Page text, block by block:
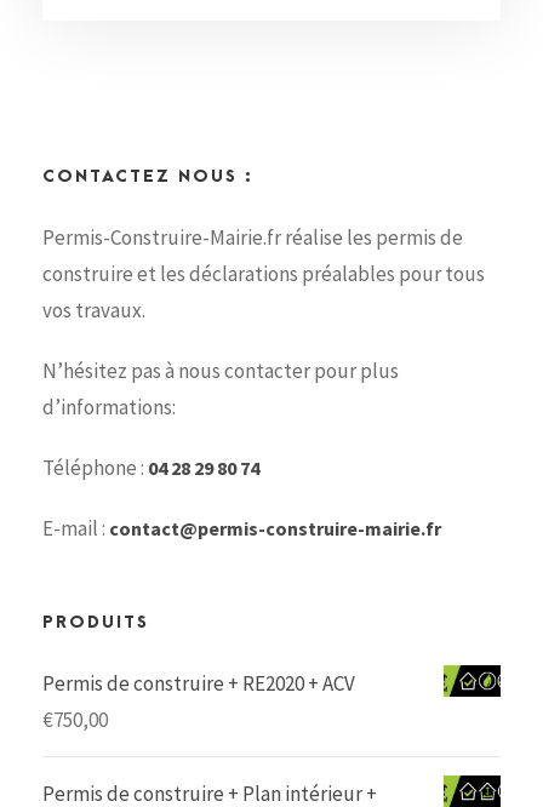
CONTACTEZ NOUS :
Permis-Construire-Mairie.fr réalise les permis de
construire et les déclarations préalables pour tous
vos travaux.
N’hésitez pas à nous contacter pour plus
d’informations:
Téléphone : 04 28 29 80 74
E-mail : contact@permis-construire-mairie.fr
PRODUITS
Permis de construire + RE2020 + ACV
€750,00
Permis de construire + Plan intérieur +